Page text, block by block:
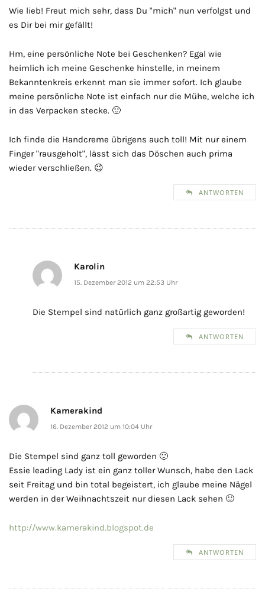
Wie lieb! Freut mich sehr, dass Du "mich" nun verfolgst und
es Dir bei mir gefällt!
Hm, eine persönliche Note bei Geschenken? Egal wie
heimlich ich meine Geschenke hinstelle, in meinem
Bekanntenkreis erkennt man sie immer sofort. Ich glaube
meine persönliche Note ist einfach nur die Mühe, welche ich
in das Verpacken stecke. 🙂
Ich finde die Handcreme übrigens auch toll! Mit nur einem
Finger "rausgeholt", lässt sich das Döschen auch prima
wieder verschließen. 😉
ANTWORTEN
Karolin
15. Dezember 2012 um 22:53 Uhr
Die Stempel sind natürlich ganz großartig geworden!
ANTWORTEN
Kamerakind
16. Dezember 2012 um 10:04 Uhr
Die Stempel sind ganz toll geworden 🙂
Essie leading Lady ist ein ganz toller Wunsch, habe den Lack
seit Freitag und bin total begeistert, ich glaube meine Nägel
werden in der Weihnachtszeit nur diesen Lack sehen 🙂
http://www.kamerakind.blogspot.de
ANTWORTEN